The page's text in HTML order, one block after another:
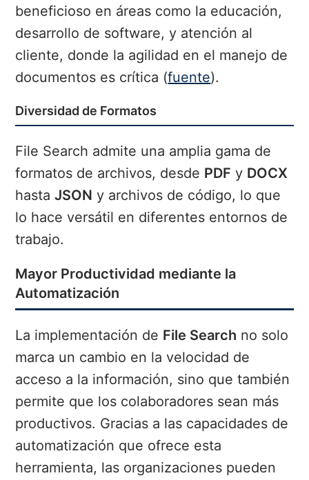
beneficioso en áreas como la educación,
desarrollo de software, y atención al
cliente, donde la agilidad en el manejo de
documentos es crítica (fuente).
Diversidad de Formatos
File Search admite una amplia gama de
formatos de archivos, desde PDF y DOCX
hastaJSON y archivos de código, lo que
lo hace versátil en diferentes entornos de
trabajo.
Mayor Productividad mediante la
Automatización
La implementación de File Search no solo
marca un cambio en la velocidad de
acceso a la información, sino que también
permite que los colaboradores sean más
productivos. Gracias a las capacidades de
automatización que ofrece esta
herramienta, las organizaciones pueden